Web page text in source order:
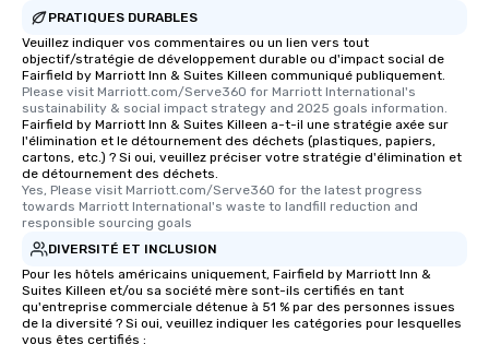
PRATIQUES DURABLES
Veuillez indiquer vos commentaires ou un lien vers tout
objectif/stratégie de développement durable ou d'impact social de
Fairfield by Marriott Inn & Suites Killeen communiqué publiquement.
Please visit Marriott.com/Serve360 for Marriott International's
sustainability & social impact strategy and 2025 goals information.
Fairfield by Marriott Inn & Suites Killeen a-t-il une stratégie axée sur
l'élimination et le détournement des déchets (plastiques, papiers,
cartons, etc.) ? Si oui, veuillez préciser votre stratégie d'élimination et
de détournement des déchets.
Yes, Please visit Marriott.com/Serve360 for the latest progress
towards Marriott International's waste to landfill reduction and
responsible sourcing goals
DIVERSITÉ ET INCLUSION
Pour les hôtels américains uniquement, Fairfield by Marriott Inn &
Suites Killeen et/ou sa société mère sont-ils certifiés en tant
qu'entreprise commerciale détenue à 51 % par des personnes issues
de la diversité ? Si oui, veuillez indiquer les catégories pour lesquelles
vous êtes certifiés :